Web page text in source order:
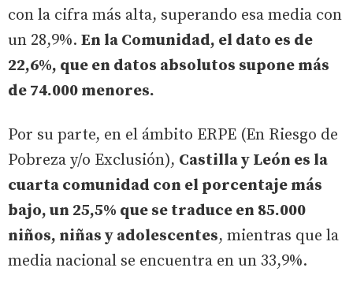
con la cifra más alta, superando esa media con
un 28,9%. En la Comunidad, el dato es de
22,6%, que en datos absolutos supone más
de 74.000 menores.
Por su parte, en el ámbito ERPE (En Riesgo de
Pobreza y/o Exclusión), Castilla y León es la
cuarta comunidad con el porcentaje más
bajo, un 25,5% que se traduce en 85.000
niños, niñas y adolescentes, mientras que la
media nacional se encuentra en un 33,9%.